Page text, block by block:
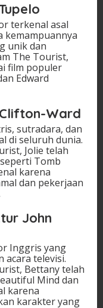
terkenal asal
kemampuannya
unik dan
The Tourist,
film populer
Edward
Ward
sutradara, dan
di seluruh dunia.
Jolie telah
Tomb
karena
dan pekerjaan
John
Inggris yang
acara televisi.
Bettany telah
Mind dan
karena
karakter yang